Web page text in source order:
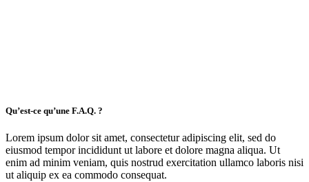
Qu’est-ce qu’une F.A.Q. ?
Lorem ipsum dolor sit amet, consectetur adipiscing elit, sed do
eiusmod tempor incididunt ut labore et dolore magna aliqua. Ut
enim ad minim veniam, quis nostrud exercitation ullamco laboris nisi
ut aliquip ex ea commodo consequat.